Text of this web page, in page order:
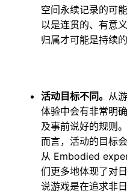
空间永续记录的可
以是连贯的、有意
归属才可能是持续
活动目标不同。 从
体验中会有非常明
及事前说好的规则
而言，活动的目标
从 Embodied
们更多地体现了对
说游戏是在追求非